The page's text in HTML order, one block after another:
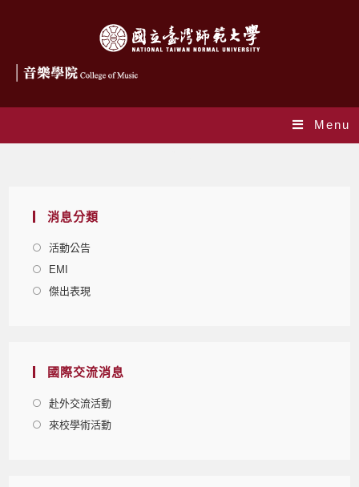
Menu
消息分類
活動公告
EMI
傑出表現
國際交流消息
赴外交流活動
來校學術活動